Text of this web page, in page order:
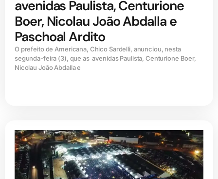
avenidas Paulista, Centurione
Boer, Nicolau João Abdalla e
Paschoal Ardito
O prefeito de Americana, Chico Sardelli, anunciou, nesta
segunda-feira (3), que as avenidas Paulista, Centurione Boer,
Nicolau João Abdalla e